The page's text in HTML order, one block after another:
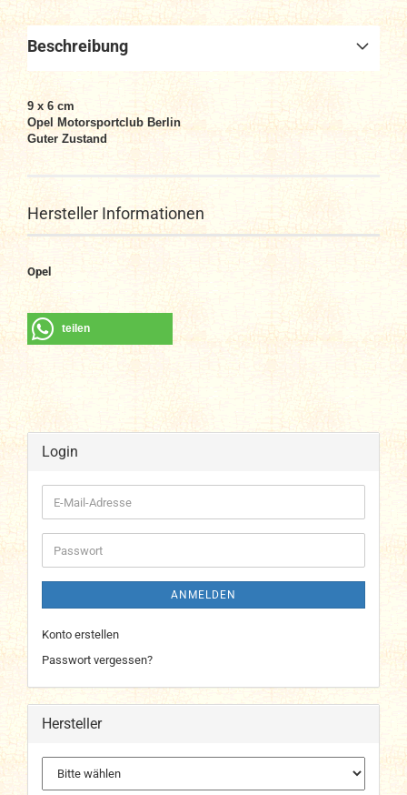
Beschreibung
9 x 6 cm
Opel Motorsportclub Berlin
Guter Zustand
Hersteller Informationen
Opel
teilen
Login
E-
Mail-
Adresse
Passwort
ANMELDEN
Konto erstellen
Passwort vergessen?
Hersteller